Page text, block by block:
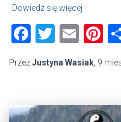
Dowiedz się więcej
Facebook
Twitter
PrzezJustyna Wasiak 9